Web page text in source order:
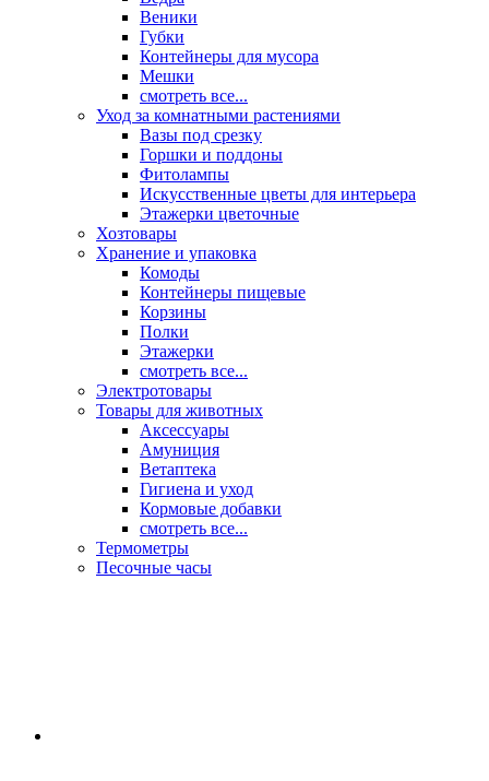
Веники
Губки
Контейнеры для мусора
Мешки
смотреть все...
Уход за комнатными растениями
Вазы под срезку
Горшки и поддоны
Фитолампы
Искусственные цветы для интерьера
Этажерки цветочные
Хозтовары
Хранение и упаковка
Комоды
Контейнеры пищевые
Корзины
Полки
Этажерки
смотреть все...
Электротовары
Товары для животных
Аксессуары
Амуниция
Ветаптека
Гигиена и уход
Кормовые добавки
смотреть все...
Термометры
Песочные часы